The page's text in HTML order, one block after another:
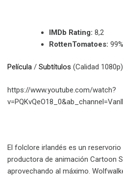
IMDb Rating: 8,2
RottenTomatoes: 99%
Película / Subtítulos (Calidad 1080p)
https://www.youtube.com/watch?
El folclore irlandés es un
productora de animación Cartoon
aprovechando al máximo.